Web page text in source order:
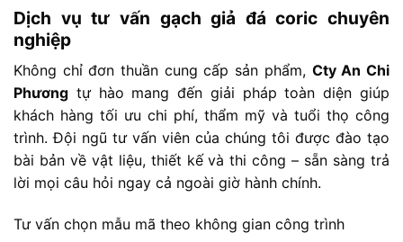
Dịch vụ tư vấn gạch giả đá coric chuyên
nghiệp
Không chỉ đơn thuần cung cấp sản phẩm, Cty An Chi
Phương tự hào mang đến giải pháp toàn diện giúp
khách hàng tối ưu chi phí, thẩm mỹ và tuổi thọ công
trình. Đội ngũ tư vấn viên của chúng tôi được đào tạo
bài bản về vật liệu, thiết kế và thi công – sẵn sàng trả
lời mọi câu hỏi ngay cả ngoài giờ hành chính.
Tư vấn chọn mẫu mã theo không gian công trình